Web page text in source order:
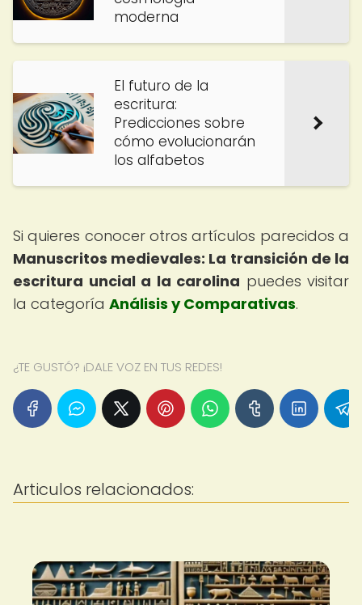
moderna
El futuro de la
escritura:
Predicciones sobre
cómo evolucionarán
los alfabetos
Si quieres conocer otros artículos parecidos a
Manuscritos medievales: La transición de la
escritura uncial a la carolina puedes visitar
la categoría Análisis y Comparativas.
¿TE GUSTÓ? ¡DALE VOZ EN TUS REDES!
Articulos relacionados: